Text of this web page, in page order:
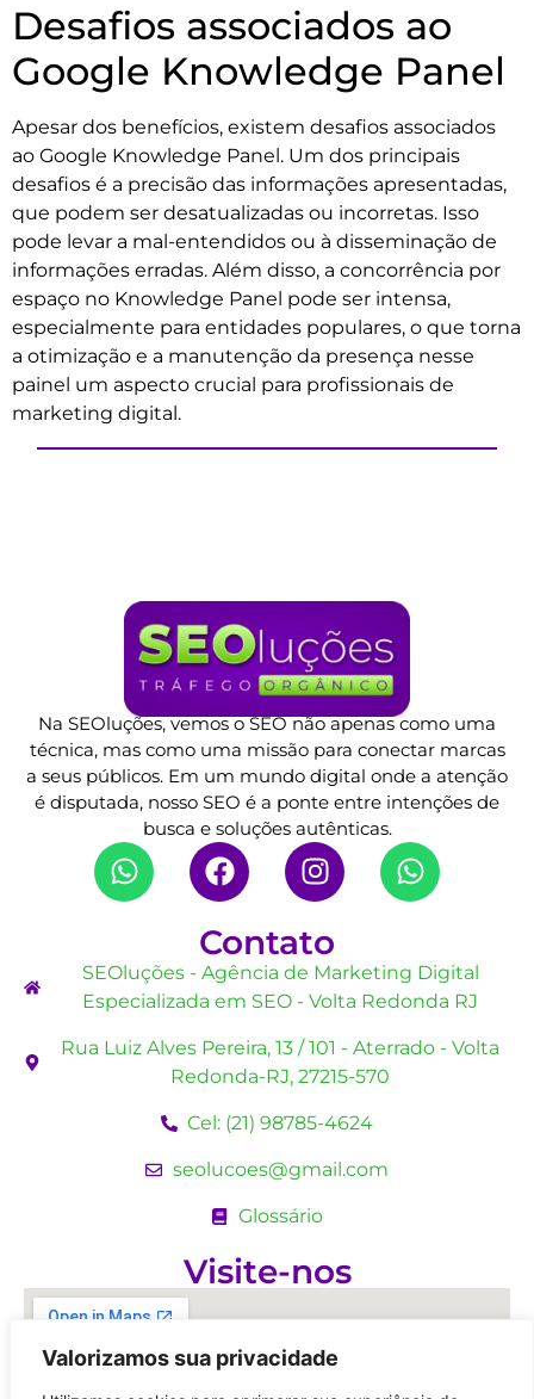
Valorizamos sua privacidade
Desafios associados ao
Google Knowledge Panel
Apesar dos benefícios, existem desafios associados
ao Google Knowledge Panel. Um dos principais
desafios é a precisão das informações apresentadas,
que podem ser desatualizadas ou incorretas. Isso
pode levar a mal-entendidos ou à disseminação de
informações erradas. Além disso, a concorrência por
espaço no Knowledge Panel pode ser intensa,
especialmente para entidades populares, o que torna
a otimização e a manutenção da presença nesse
painel um aspecto crucial para profissionais de
marketing digital.
Na SEOluções, vemos o SEO não apenas como uma
técnica, mas como uma missão para conectar marcas
a seus públicos. Em um mundo digital onde a atenção
é disputada, nosso SEO é a ponte entre intenções de
busca e soluções autênticas.
Contato
SEOluções - Agência de Marketing Digital
Especializada em SEO - Volta Redonda RJ
Rua Luiz Alves Pereira, 13 / 101 - Aterrado - Volta
Redonda-RJ, 27215-570
Cel: (21) 98785-4624
seolucoes@gmail.com
Glossário
Visite-nos